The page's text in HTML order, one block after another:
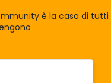
è la casa di tutti